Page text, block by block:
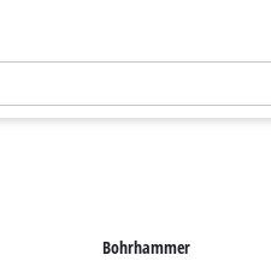
Bohrhammer